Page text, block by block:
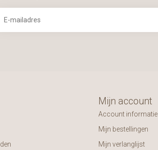
Mijn account
Account informatie
Mijn bestellingen
Mijn verlanglijst